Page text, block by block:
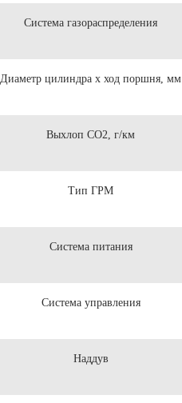
Система газораспределения
Диаметр цилиндра x ход поршня, мм
Выхлоп CO2, г/км
Тип ГРМ
Система питания
Система управления
Наддув